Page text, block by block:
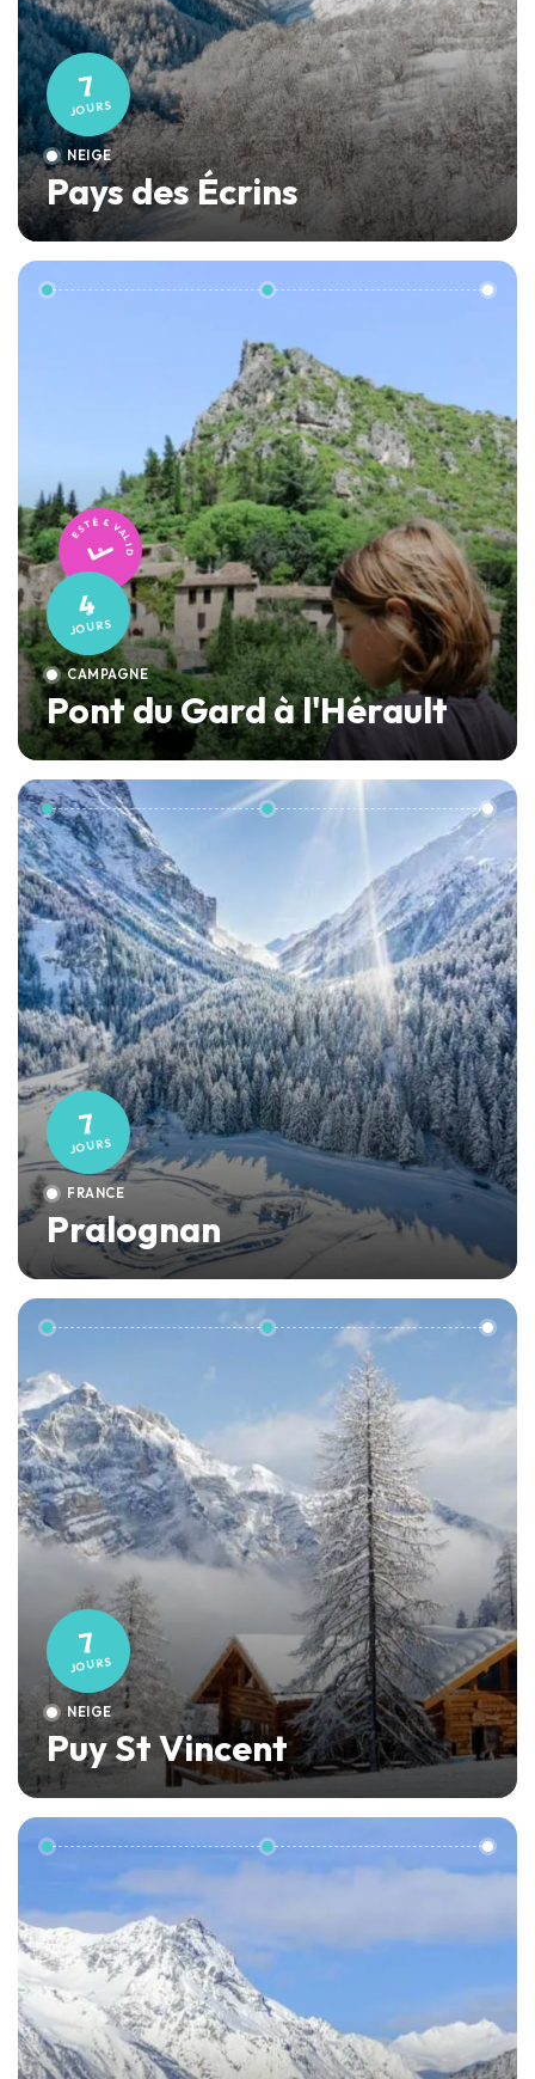
7
JOURS
NEIGE
Pays des Écrins
TESTÉ & VALIDÉ
4
JOURS
CAMPAGNE
Pont du Gard à l'Hérault
7
JOURS
FRANCE
Pralognan
7
JOURS
NEIGE
Puy St Vincent